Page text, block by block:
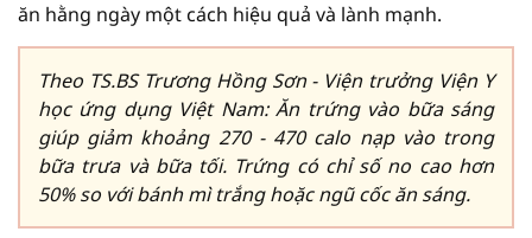
ăn hằng ngày một cách hiệu quả và lành mạnh.
Theo TS.BS Trương Hồng Sơn - Viện trưởng Viện Y
học ứng dụng Việt Nam: Ăn trứng vào bữa sáng
giúp giảm khoảng 270 - 470 calo nạp vào trong
bữa trưa và bữa tối. Trứng có chỉ số no cao hơn
50% so với bánh mì trắng hoặc ngũ cốc ăn sáng.